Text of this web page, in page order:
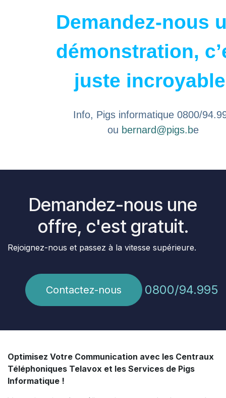
Demandez-nous
démonstration,
juste
Info, Pigs informatique 0800/
ou bernard@pigs.be
Demandez-nous une
offre, c'est gratuit.
Rejoignez-nous et passez à la vitesse supérieure.
Contactez-nous 0800/94.995
Optimisez Votre Communication avec les Centraux
Téléphoniques Telavox et les Services de Pigs
Informatique !